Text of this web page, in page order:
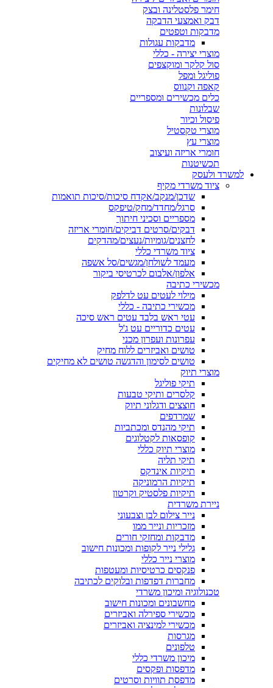
חימר פלסטלינה ובצק
דבק ואמצעי הדבקה
מדבקות וטפטים
מדבקות עגולות
מוצרי יצירה - כללי
סול קלקר ומוקצפים
פוליגל ומפל
קאפה וקנווס
כלים מכשירים ומספריים
שבלונות
פיסול וכיור
מוצרי טקסטיל
מוצרי עץ
חומרי אריזה ועיצוב
תכשיטנות
למשרד ולעסק
ציוד משרדי מקיף
שדכן/מנקב/אקדח סיכות/סיכות תואמות
סרגל/מחדד/מחק/טיפקס
מספריים וסכיני חיתוך
דבקים/סרטים דביקים/חומרי אריזה
לחצנים/גומיות/נעצים/מהדקים
ציוד משרדי כללי
מעמד לשולחן/מגשים/סל אשפה
אלפון/אלבום לכרטיסי ביקור
מכשירי כתיבה
מילוי לעטים עט לדלפק
מכשירי כתיבה - כללי
עטי ראש בלבד עטים ראש סיכה
עטים כדוריים עט ג'ל
עפרונות ועפרון מכני
טושים ואביזרים ללוח מחיק
טושים לסימון והדגשה טושים לא מחיקים
מוצרי תיוק
תיקי פוליגל
קלסרים ותיקי טבעות
חוצצים ודגלוני תיוק
שמרדפים
תיקי מהנדס ומכתביות
קופסאות לקטלוגים
מוצרי תיוק כללי
תיקי תליה
תיקיות אינדקס
תיקיות הרמוניקה
תיקיות פלסטיק וקרטון
ניירת משרדית
נייר צילום לבן וצבעוני
מזכריות ונייר ממו
מדבקות ומחזקי חורים
גלילי נייר לקופות ומכונות חישוב
מוצרי נייר כללי
פנקסים כרטיסיות ומעטפות
מחברות דפדפות ובלוקים לכתיבה
טכנולוגיה ומיכון משרדי
מחשבונים ומכונות חישוב
מכשירי ספירלה ואביזרים
מכשירי למינציה ואביזרים
מגרסות
טלפונים
מיכון משרדי כללי
מדפסות ופקסים
מדפסת תוויות וסרטים